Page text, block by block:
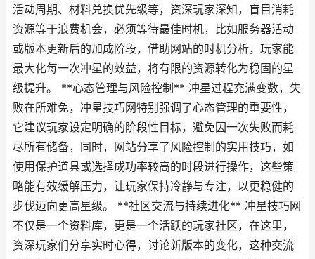
活动周期、材料兑换优先级等，资深玩家深知，盲目消耗
资源等于浪费机会，必须等待最佳时机，比如服务器活动
或版本更新后的加成阶段，借助网站的时机分析，玩家能
最大化每一次冲星的效益，将有限的资源转化为稳固的星
级提升。 **心态管理与风险控制** 冲星过程充满变数，失
败在所难免，冲星技巧网特别强调了心态管理的重要性，
它建议玩家设定明确的阶段性目标，避免因一次失败而耗
尽所有储备，同时，网站分享了风险控制的实用技巧，如
使用保护道具或选择成功率较高的时段进行操作，这些策
略能有效缓解压力，让玩家保持冷静与专注，以更稳健的
步伐迈向更高星级。 **社区交流与持续进化** 冲星技巧网
不仅是一个资料库，更是一个活跃的玩家社区，在这里，
资深玩家们分享实时心得，讨论新版本的变化，这种交流